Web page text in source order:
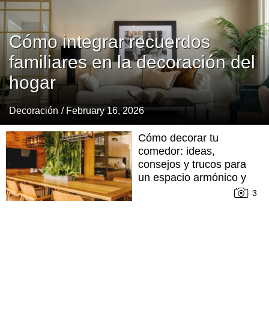
Cómo integrar recuerdos
familiares en la decoración del
hogar
Decoración / February 16, 2026
Cómo decorar tu
comedor: ideas,
consejos y trucos para
un espacio armónico y
3